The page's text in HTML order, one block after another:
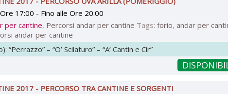
17:00 - Finoalle Ore 20:00
per cantine, Percorsi andar per cantine Tags:forio,andar per
andar per cantine
– “O’ Scilaturo” – “A’ Cantin e Cir”
2017 - PERCORSO TRA CANTINE E SORGENTI